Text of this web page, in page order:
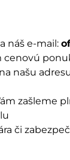
náš e-mail:
cenovú
našu
zašleme
či